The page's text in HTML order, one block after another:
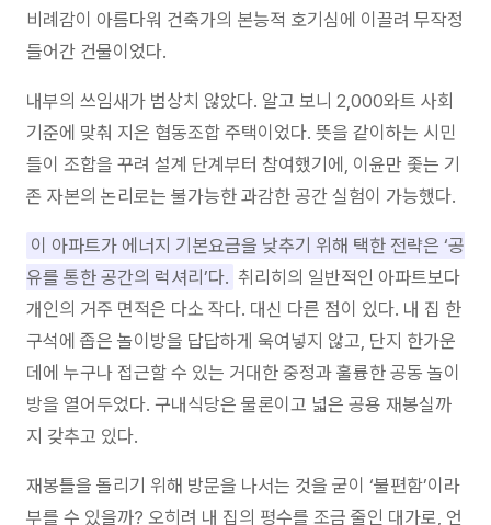
비례감이 아름다워 건축가의 본능적 호기심에 이끌려 무작정
들어간 건물이었다.
내부의 쓰임새가 범상치 않았다. 알고 보니 2,000와트 사회
기준에 맞춰 지은 협동조합 주택이었다. 뜻을 같이하는 시민
들이 조합을 꾸려 설계 단계부터 참여했기에, 이윤만 좇는 기
존 자본의 논리로는 불가능한 과감한 공간 실험이 가능했다.
이 아파트가 에너지 기본요금을 낮추기 위해 택한 전략은 ‘공
유를 통한 공간의 럭셔리’다. 취리히의 일반적인 아파트보다
개인의 거주 면적은 다소 작다. 대신 다른 점이 있다. 내 집 한
구석에 좁은 놀이방을 답답하게 욱여넣지 않고, 단지 한가운
데에 누구나 접근할 수 있는 거대한 중정과 훌륭한 공동 놀이
방을 열어두었다. 구내식당은 물론이고 넓은 공용 재봉실까
지 갖추고 있다.
재봉틀을 돌리기 위해 방문을 나서는 것을 굳이 ‘불편함’이라
부를 수 있을까? 오히려 내 집의 평수를 조금 줄인 대가로, 언